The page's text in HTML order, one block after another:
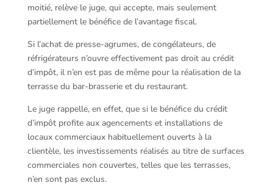
moitié, relève le juge, qui accepte, mais seulement
partiellement le bénéfice de l’avantage fiscal.
Si l’achat de presse-agrumes, de congélateurs, de
réfrigérateurs n’ouvre effectivement pas droit au crédit
d’impôt, il n’en est pas de même pour la réalisation de la
terrasse du bar-brasserie et du restaurant.
Le juge rappelle, en effet, que si le bénéfice du crédit
d’impôt profite aux agencements et installations de
locaux commerciaux habituellement ouverts à la
clientèle, les investissements réalisés au titre de surfaces
commerciales non couvertes, telles que les terrasses,
n’en sont pas exclus.